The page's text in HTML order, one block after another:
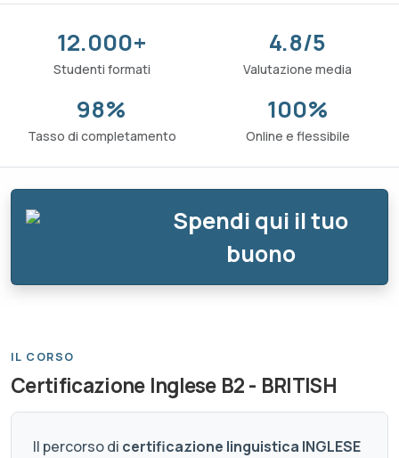
12.000+
Studenti formati
4.8/5
Valutazione media
98%
Tasso di completamento
100%
Online e flessibile
Spendi qui il tuo
buono
IL CORSO
Certificazione Inglese B2 - BRITISH
Il percorso di certificazione linguistica INGLESE